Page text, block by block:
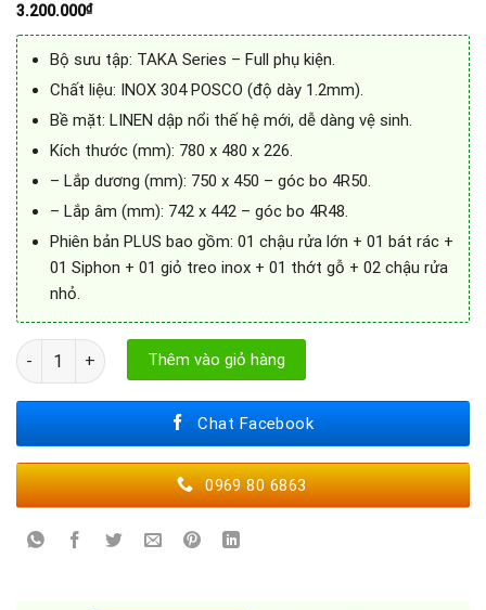
3.200.000₫
Bộ sưu tập: TAKA Series – Full phụ kiện.
Chất liệu: INOX 304 POSCO (độ dày 1.2mm).
Bề mặt: LINEN dập nổi thế hệ mới, dễ dàng vệ sinh.
Kích thước (mm): 780 x 480 x 226.
– Lắp dương (mm): 750 x 450 – góc bo 4R50.
– Lắp âm (mm): 742 x 442 – góc bo 4R48.
Phiên bản PLUS bao gồm: 01 chậu rửa lớn + 01 bát rác +
01 Siphon + 01 giỏ treo inox + 01 thớt gỗ + 02 chậu rửa
nhỏ.
Chậu Rửa Bát Kluger KF7848FS-S78 Plus số lượng
Thêm vào giỏ hàng
Chat Facebook
0969 80 6863